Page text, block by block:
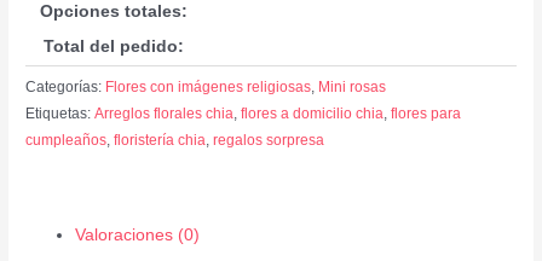
Opciones totales:
Total del pedido:
Categorías: Flores con imágenes religiosas, Mini rosas
Etiquetas:Arreglos florales chia,flores a domicilio chia,flores para
cumpleaños,floristería chia,regalos sorpresa
Valoraciones (0)